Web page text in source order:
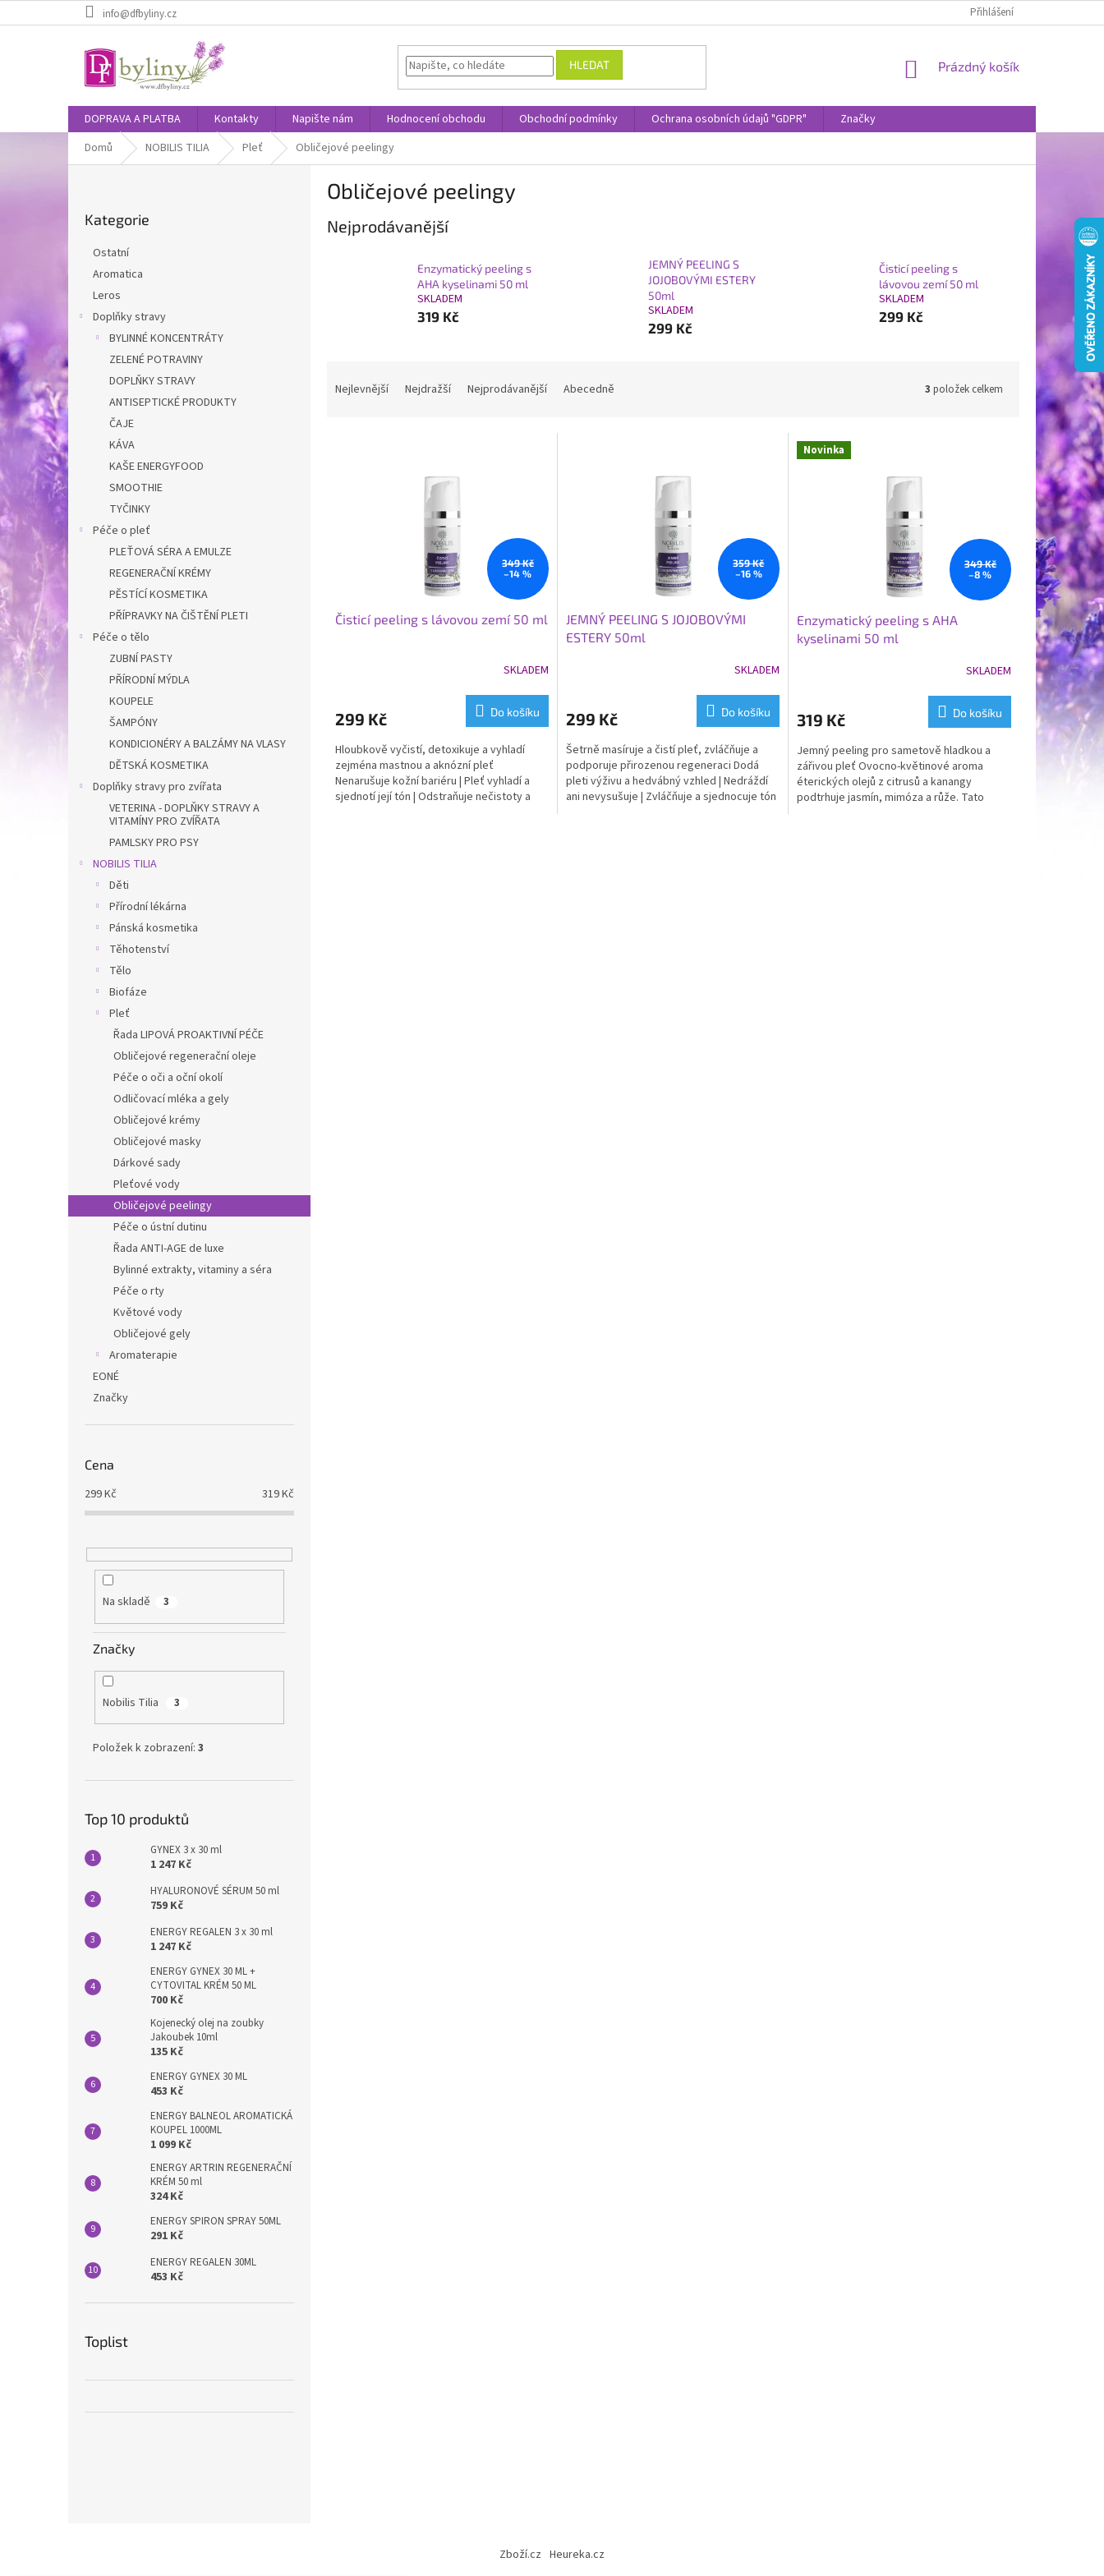
na
info@dfbyliny.cz Přihlášení
HLEDAT
NÁKUPNÍ
Prázdný košík
DOPRAVA A PLATBA Kontakty Napište nám Hodnocení obchodu Obchodní podmínky Ochrana osobních údajů "GDPR"
Značky
Domů
NOBILIS TILIA Pleť Obličejové peelingy
p
a
n
e
l
kategorie
Kategorie
Ostatní
Aromatica
Leros
Doplňky stravy
BYLINNÉ KONCENTRÁTY
ZELENÉ POTRAVINY
DOPLŇKY STRAVY
ANTISEPTICKÉ PRODUKTY
ČAJE
KÁVA
KAŠE ENERGYFOOD
SMOOTHIE
TYČINKY
Péče o pleť
PLEŤOVÁ SÉRA A EMULZE
REGENERAČNÍ KRÉMY
PĚSTÍCÍ KOSMETIKA
PŘÍPRAVKY NA ČIŠTĚNÍ PLETI
Péče o tělo
ZUBNÍ PASTY
PŘÍRODNÍ MÝDLA
KOUPELE
ŠAMPÓNY
KONDICIONÉRY A BALZÁMY NA VLASY
DĚTSKÁ KOSMETIKA
Doplňky stravy pro zvířata
VETERINA - DOPLŇKY STRAVY A
VITAMÍNY PRO ZVÍŘATA
PAMLSKY PRO PSY
NOBILIS TILIA
Děti
Přírodní lékárna
Pánská kosmetika
Těhotenství
Tělo
Biofáze
Pleť
Řada LIPOVÁ PROAKTIVNÍ PÉČE
Obličejové regenerační oleje
Péče o oči a oční okolí
Odličovací mléka a gely
Obličejové krémy
Obličejové masky
Dárkové sady
Pleťové vody
Obličejové peelingy
Péče o ústní dutinu
Řada ANTI-AGE de luxe
Bylinné extrakty, vitaminy a séra
Péče o rty
Květové vody
Obličejové gely
Aromaterapie
EONÉ
Značky
Cena
299Kč 319Kč
Na skladě 3
Značky
Nobilis Tilia 3
Položek k zobrazení: 3
Top 10 produktů
GYNEX 3 x 30 ml
1 247 Kč
HYALURONOVÉ SÉRUM 50 ml
759 Kč
ENERGY REGALEN 3 x 30 ml
1 247 Kč
ENERGY GYNEX 30 ML +
CYTOVITAL KRÉM 50 ML
700 Kč
Kojenecký olej na zoubky
Jakoubek 10ml
135 Kč
ENERGY GYNEX 30 ML
453 Kč
ENERGY BALNEOL AROMATICKÁ
KOUPEL 1000ML
1 099 Kč
ENERGY ARTRIN REGENERAČNÍ
KRÉM 50 ml
324 Kč
ENERGY SPIRON SPRAY 50ML
291 Kč
ENERGY REGALEN 30ML
453 Kč
Toplist
Obličejové peelingy
Nejprodávanější
Enzymatický peeling s
AHA kyselinami 50 ml
SKLADEM
319 Kč
JEMNÝ PEELING S
JOJOBOVÝMI ESTERY
50ml
SKLADEM
299 Kč
Čisticí peeling s
lávovou zemí 50 ml
SKLADEM
299 Kč
Nejlevnější Nejdražší Nejprodávanější Abecedně 3 položek celkem
349 Kč
–14 %
Čisticí peeling s lávovou zemí 50 ml
SKLADEM
299 Kč Do košíku
Hloubkově vyčistí, detoxikuje a vyhladí
zejména mastnou a aknózní pleť
Nenarušuje kožní bariéru | Pleť vyhladí a
sjednotí její tón | Odstraňuje nečistoty a
359 Kč
–16 %
JEMNÝ PEELING S JOJOBOVÝMI
ESTERY 50ml
SKLADEM
299 Kč Do košíku
Šetrně masíruje a čistí pleť, zvláčňuje a
podporuje přirozenou regeneraci Dodá
pleti výživu a hedvábný vzhled | Nedráždí
ani nevysušuje | Zvláčňuje a sjednocuje tón
Novinka
349 Kč
–8 %
Enzymatický peeling s AHA
kyselinami 50 ml
SKLADEM
319 Kč Do košíku
Jemný peeling pro sametově hladkou a
zářivou pleť Ovocno-květinové aroma
éterických olejů z citrusů a kanangy
podtrhuje jasmín, mimóza a růže. Tato
Zboží.cz Heureka.cz